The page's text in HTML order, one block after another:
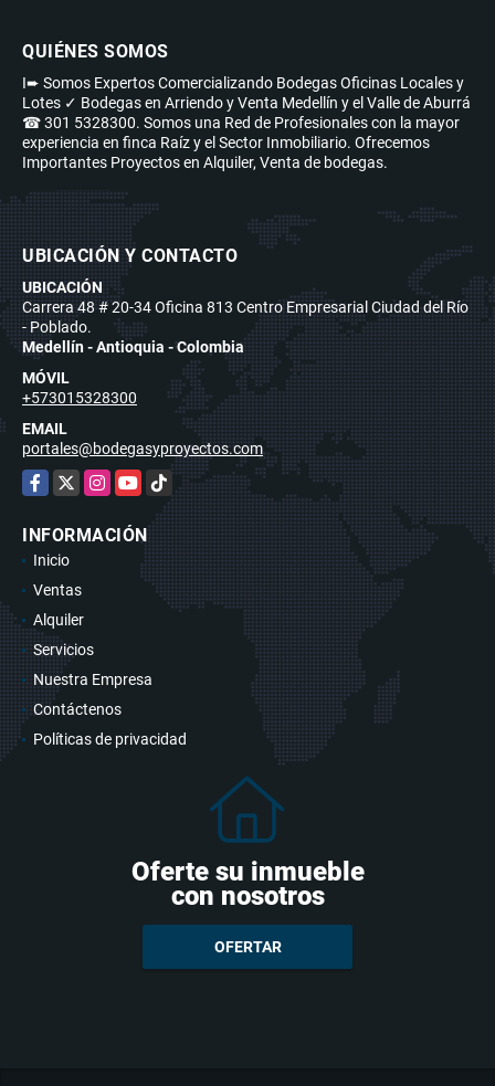
QUIÉNES SOMOS
I➨ Somos Expertos Comercializando Bodegas Oficinas Locales y
Lotes ✓ Bodegas en Arriendo y Venta Medellín y el Valle de Aburrá
☎ 301 5328300. Somos una Red de Profesionales con la mayor
experiencia en finca Raíz y el Sector Inmobiliario. Ofrecemos
Importantes Proyectos en Alquiler, Venta de bodegas.
UBICACIÓN Y CONTACTO
UBICACIÓN
Carrera 48 # 20-34 Oficina 813 Centro Empresarial Ciudad del Río
- Poblado.
Medellín - Antioquia - Colombia
MÓVIL
+573015328300
EMAIL
portales@bodegasyproyectos.com
Facebook
X Instagram
YouTubeTikTok
INFORMACIÓN
Inicio
Ventas
Alquiler
Servicios
Nuestra Empresa
Contáctenos
Políticas de privacidad
Oferte su inmueble
con nosotros
OFERTAR